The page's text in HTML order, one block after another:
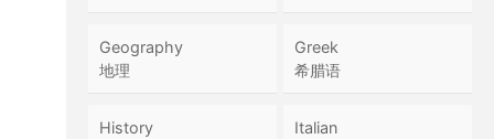
Geography
地理
Greek
希腊语
History
Italian